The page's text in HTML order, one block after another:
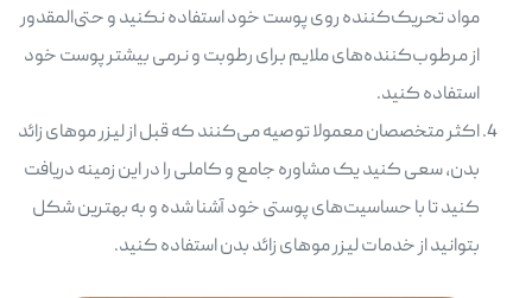
مواد تحریک‌کننده روی پوست خود استفاده نکنید و حتی‌المقدور
از مرطوب‌کننده‌های ملایم برای رطوبت و نرمی بیشتر پوست خود
استفاده کنید.
اکثر متخصصان معمولا توصیه می‌کنند که قبل از لیزر موهای زائد
بدن، سعی کنید یک مشاوره جامع و کاملی را در این زمینه دریافت
کنید تا با حساسیت‌های پوستی خود آشنا شده و به بهترین شکل
بتوانید از خدمات لیزر موهای زائد بدن استفاده کنید.